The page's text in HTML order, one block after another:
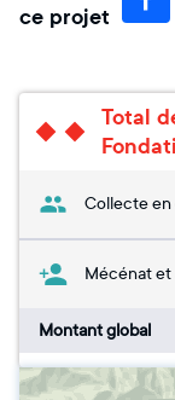
ce projet
Total
Collecte en
Mécénat et
Montant global